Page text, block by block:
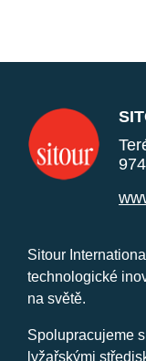
Sitour
technologické
na světě.
Spolupracujeme
lyžařskými